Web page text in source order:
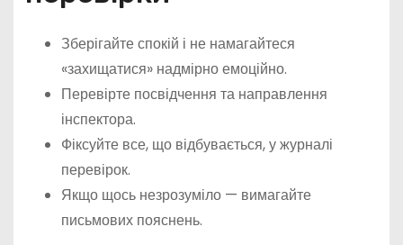
Зберігайте спокій і не намагайтеся
«захищатися» надмірно емоційно.
Перевірте посвідчення та направлення
інспектора.
Фіксуйте все, що відбувається, у журналі
перевірок.
Якщо щось незрозуміло — вимагайте
письмових пояснень.